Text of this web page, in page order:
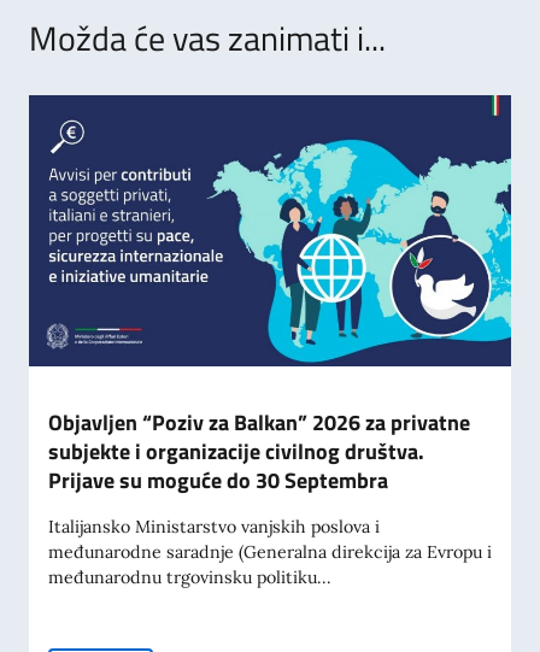
Možda će vas zanimati i...
Objavljen “Poziv za Balkan” 2026 za privatne
subjekte i organizacije civilnog društva.
Prijave su moguće do 30 Septembra
Italijansko Ministarstvo vanjskih poslova i
međunarodne saradnje (Generalna direkcija za Evropu i
međunarodnu trgovinsku politiku...